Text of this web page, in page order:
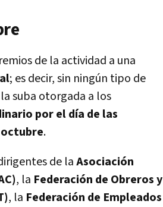
de la actividad a una
; es decir, sin ningún tipo de
suba otorgada a los
por el día de las
.
de laAsociación
, la Federación de Obreros y
, la Federación de Empleados